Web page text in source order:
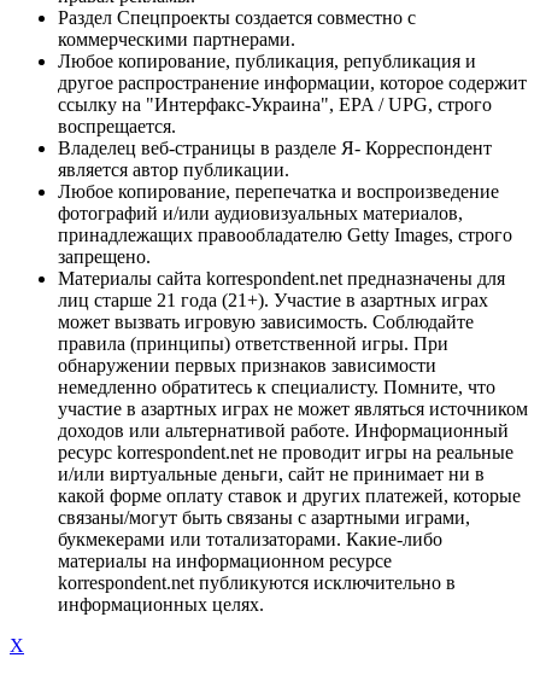
Раздел Спецпроекты создается совместно с
коммерческими партнерами.
Любое копирование, публикация, републикация и
другое распространение информации, которое содержит
ссылку на "Интерфакс-Украина", EPA / UPG, строго
воспрещается.
Владелец веб-страницы в разделе Я- Корреспондент
является автор публикации.
Любое копирование, перепечатка и воспроизведение
фотографий и/или аудиовизуальных материалов,
принадлежащих правообладателю Getty Images, строго
запрещено.
Материалы сайта korrespondent.net предназначены для
лиц старше 21 года (21+). Участие в азартных играх
может вызвать игровую зависимость. Соблюдайте
правила (принципы) ответственной игры. При
обнаружении первых признаков зависимости
немедленно обратитесь к специалисту. Помните, что
участие в азартных играх не может являться источником
доходов или альтернативой работе. Информационный
ресурс korrespondent.net не проводит игры на реальные
и/или виртуальные деньги, сайт не принимает ни в
какой форме оплату ставок и других платежей, которые
связаны/могут быть связаны с азартными играми,
букмекерами или тотализаторами. Какие-либо
материалы на информационном ресурсе
korrespondent.net публикуются исключительно в
информационных целях.
X